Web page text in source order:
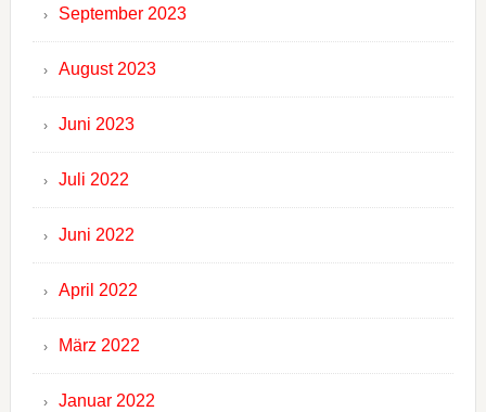
September 2023
August 2023
Juni 2023
Juli 2022
Juni 2022
April 2022
März 2022
Januar 2022